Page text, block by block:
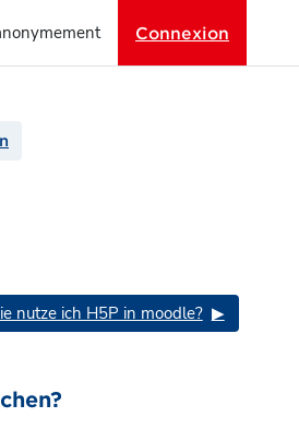
Connexion
▶︎
nutze ich H5P in moodle?